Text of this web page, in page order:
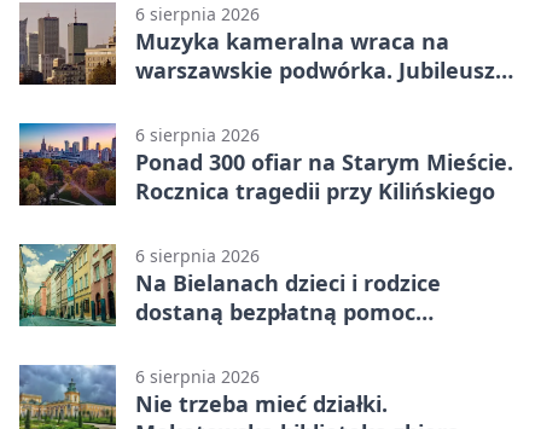
6 sierpnia 2026
Muzyka kameralna wraca na
warszawskie podwórka. Jubileusz
6 sierpnia 2026
Ponad 300 ofiar na Starym Mieście.
Rocznica tragedii przy Kilińskiego
6 sierpnia 2026
Na Bielanach dzieci i rodzice
dostaną bezpłatną pomoc
6 sierpnia 2026
Nie trzeba mieć działki.